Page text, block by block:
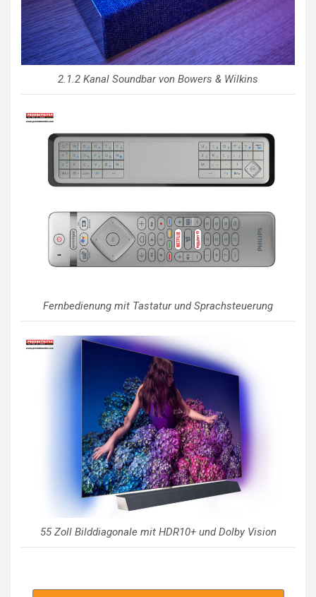
2.1.2 Kanal Soundbar von Bowers & Wilkins
Fernbedienung mit Tastatur und Sprachsteuerung
55 Zoll Bilddiagonale mit HDR10+ und Dolby Vision